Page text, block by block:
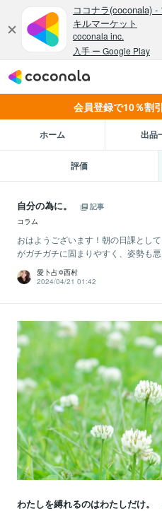
会員登録で10％割
ホーム 出品
評価
自分の為に。
記事
コラム
おはようございます！朝の日課とし
がガチガチに固まりやすく、姿勢も
愛卜占✡西村
2024/04/21 01:42
わたしを縛れるのはわたしだけ。